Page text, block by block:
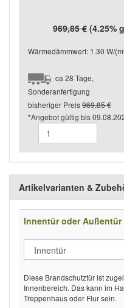
969,85 € (4.25%
Wärmedämmwert: 1.30 W/
ca 28 Tage,
Sonderanfertigung
bisheriger Preis969,85 €
*Angebot gültig bis
Artikelvarianten &
Innentür oder Außentür
Diese Brandschutztür ist
Innenbereich. Das kann im
Treppenhaus oder Flur sein.